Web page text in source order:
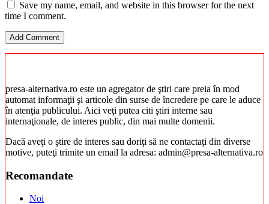
Save my name, email, and website in this browser for the next
time I comment.
presa-alternativa.ro este un agregator de ştiri care preia în mod
automat informaţii şi articole din surse de încredere pe care le aduce
în atenţia publicului. Aici veţi putea citi ştiri interne sau
internaţionale, de interes public, din mai multe domenii.
Dacă aveţi o ştire de interes sau doriţi să ne contactaţi din diverse
motive, puteţi trimite un email la adresa: admin@presa-alternativa.ro
Recomandate
Noi